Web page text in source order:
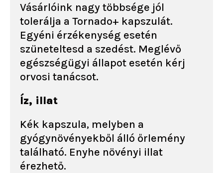
Vásárlóink nagy többsége jól
tolerálja a Tornado+ kapszulát.
Egyéni érzékenység esetén
szüneteltesd a szedést. Meglévő
egészségügyi állapot esetén kérj
orvosi tanácsot.
Íz, illat
Kék kapszula, melyben a
gyógynövényekből álló őrlemény
található. Enyhe növényi illat
érezhető.